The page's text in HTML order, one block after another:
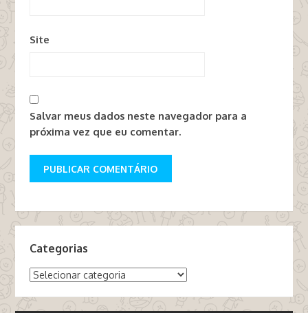
Site
Salvar meus dados neste navegador para a
próxima vez que eu comentar.
Categorias
Categorias